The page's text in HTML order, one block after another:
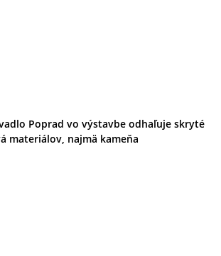
Poprad vo výstavbe odhaľuje skryté
materiálov, najmä kameňa